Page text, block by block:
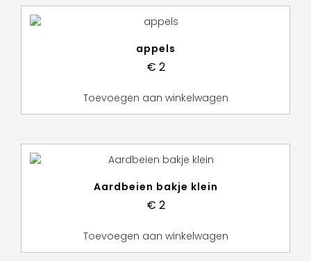
appels
€ 2
Toevoegen aan winkelwagen
Aardbeien bakje klein
€ 2
Toevoegen aan winkelwagen